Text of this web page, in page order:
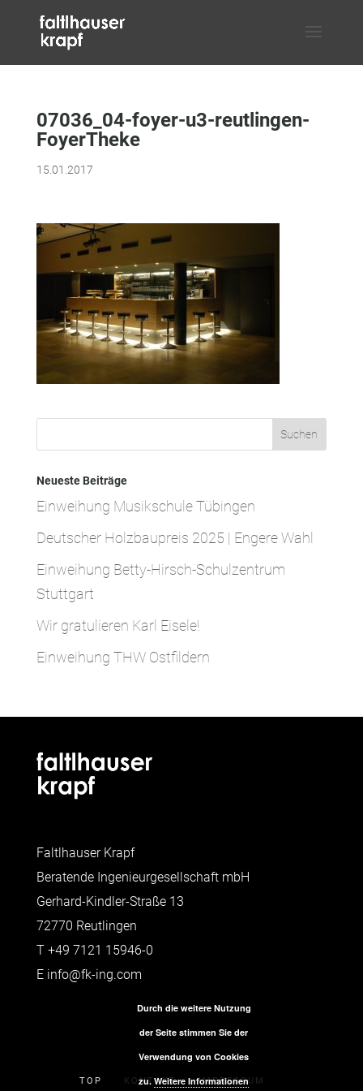
07036_04-foyer-u3-reutlingen-
FoyerTheke
15.01.2017
Neueste Beiträge
Einweihung Musikschule Tübingen
Deutscher Holzbaupreis 2025 | Engere Wahl
Einweihung Betty-Hirsch-Schulzentrum
Stuttgart
Wir gratulieren Karl Eisele!
Einweihung THW Ostfildern
Faltlhauser Krapf
Beratende Ingenieurgesellschaft mbH
Gerhard-Kindler-Straße 13
72770 Reutlingen
T +49 7121 15946-0
E info@fk-ing.com
TOP KONTAKT IMPRESSUM
Durch die weitere Nutzung
der Seite stimmen Sie der
Verwendung von Cookies
zu.Weitere Informationen